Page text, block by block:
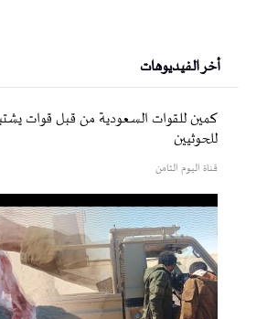
أخر الفيديوهات
كمين للقوات السعودية من قبل قوات
للحوثيين
قناة اليوم الثامن